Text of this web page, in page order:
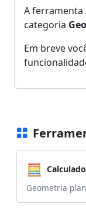
A ferramenta
categoria
Em breve
🧮
Geometria